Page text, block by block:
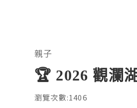
親子
🏆 2026 觀瀾
瀏覽次數:1406